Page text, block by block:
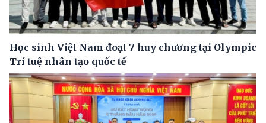
Học sinh Việt Nam đoạt 7 huy chương tại Olympic
Trí tuệ nhân tạo quốc tế